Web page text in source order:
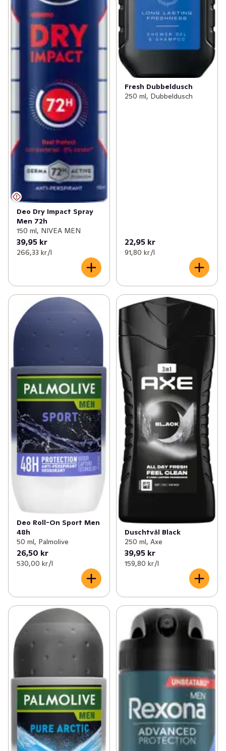
Deo Dry Impact Spray
Men 72h
150 ml, NIVEA MEN
39,95 kr
266,33 kr /l
Fresh Dubbeldusch
250 ml, Dubbeldusch
22,95 kr
91,80 kr /l
Deo Roll-On Sport Men
48h
50 ml, Palmolive
26,50 kr
530,00 kr /l
Duschtvål Black
250 ml, Axe
39,95 kr
159,80 kr /l